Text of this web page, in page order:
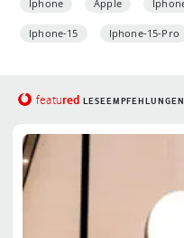
Iphone Apple
Iphone-15 Iphone-15-Pro
featured LESEEMPFEHLUNGEN